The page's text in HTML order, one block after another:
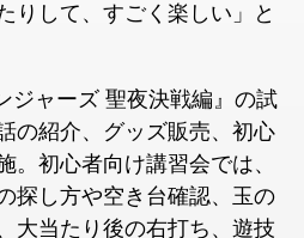
りして、すごく楽しい」と
ジャーズ 聖夜決戦編』の試
の紹介、グッズ販売、初心
。初心者向け講習会では、
探し方や空き台確認、玉の
大当たり後の右打ち、遊技